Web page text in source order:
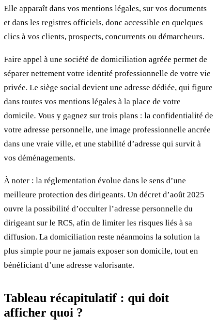
Elle apparaît dans vos mentions légales, sur vos documents
et dans les registres officiels, donc accessible en quelques
clics à vos clients, prospects, concurrents ou démarcheurs.
Faire appel à une société de domiciliation agréée permet de
séparer nettement votre identité professionnelle de votre vie
privée. Le siège social devient une adresse dédiée, qui figure
dans toutes vos mentions légales à la place de votre
domicile. Vous y gagnez sur trois plans : la confidentialité de
votre adresse personnelle, une image professionnelle ancrée
dans une vraie ville, et une stabilité d’adresse qui survit à
vos déménagements.
À noter : la réglementation évolue dans le sens d’une
meilleure protection des dirigeants. Un décret d’août 2025
ouvre la possibilité d’occulter l’adresse personnelle du
dirigeant sur le RCS, afin de limiter les risques liés à sa
diffusion. La domiciliation reste néanmoins la solution la
plus simple pour ne jamais exposer son domicile, tout en
bénéficiant d’une adresse valorisante.
Tableau récapitulatif : qui doit
afficher quoi ?